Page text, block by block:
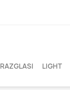
RAZGLASI LIGHT